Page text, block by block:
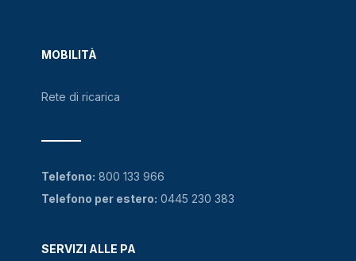
MOBILITÀ
Rete di ricarica
SERVIZI ALLE PA
Telefono: 800 133 966
Telefono per estero: 0445 230 383